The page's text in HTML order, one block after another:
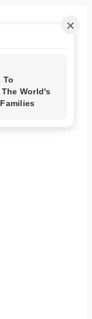
Berhadiah Rp150